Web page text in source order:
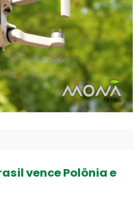
vence Polônia e